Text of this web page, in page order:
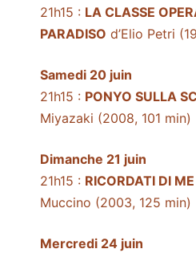
21h15 : LA CLASSE
PARADISO d’Elio Petri
Samedi 20 juin
21h15 : PONYO SULLA
Miyazaki (2008, 101 min)
Dimanche 21 juin
21h15 : RICORDATI DI ME
Muccino (2003, 125 min)
Mercredi 24 juin